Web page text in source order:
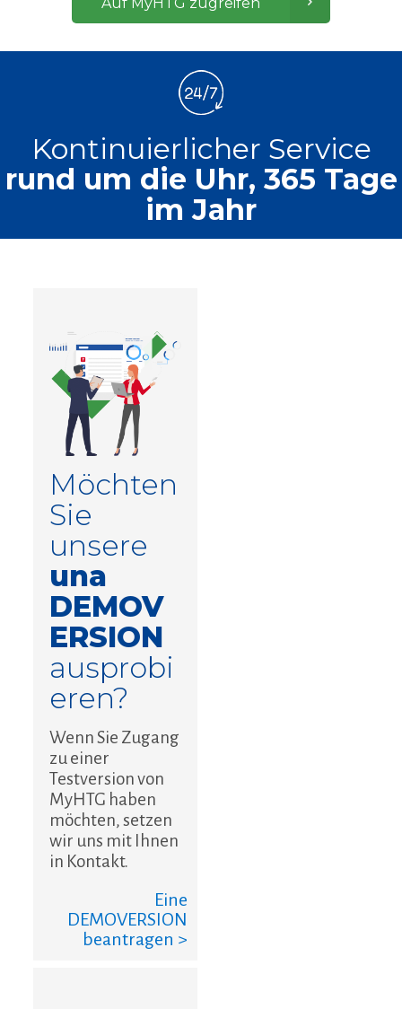
Kontinuierlicher Service
rund um die Uhr, 365 Tage
im Jahr
Möchten
Sie
unsere
una
DEMOV
ERSION
ausprobi
eren?
Wenn Sie Zugang
zu einer
Testversion von
MyHTG haben
möchten, setzen
wir uns mit Ihnen
in Kontakt.
Eine
DEMOVERSION
beantragen >